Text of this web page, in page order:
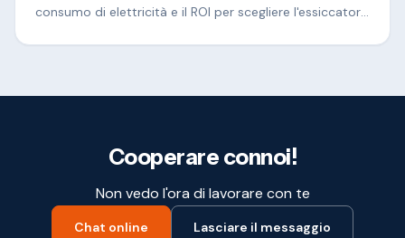
consumo di elettricità e il ROI per scegliere l'essiccatore
Cooperare connoi!
Non vedo l'ora di lavorare con te
Chat online Lasciare il messaggio